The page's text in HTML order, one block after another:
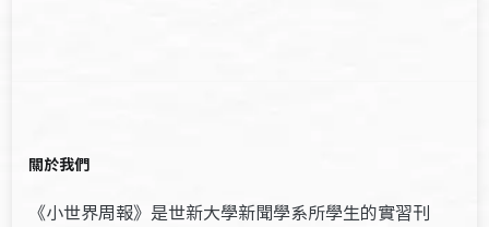
關於我們
《小世界周報》是世新大學新聞學系所學生的實習刊